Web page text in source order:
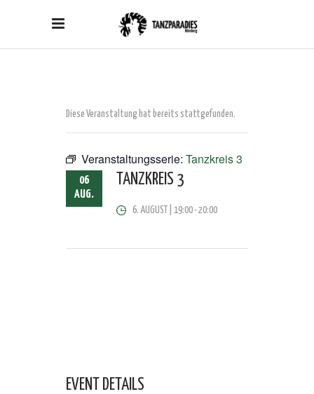
Diese Veranstaltung hat bereits stattgefunden.
Veranstaltungsserie: Tanzkreis 3
06
AUG.
TANZKREIS 3
6. AUGUST | 19:00-20:00
EVENT DETAILS